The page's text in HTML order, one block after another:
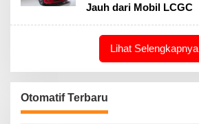
Jauh dari Mobil LCGC
Lihat Selengkapnya
Otomatif Terbaru